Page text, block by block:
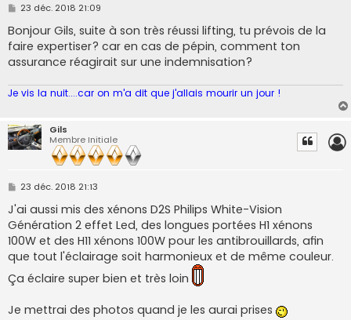
M
s
s
a
g
e
23 déc. 2018 21:09
Bonjour Gils, suite à son très réussi lifting, tu prévois de la
faire expertiser? car en cas de pépin, comment ton
assurance réagirait sur une indemnisation?
Je vis la nuit....car on m'a dit que j'allais mourir un jour !
Gils
Membre Initiale
M
s
s
a
g
e
23 déc. 2018 21:13
J'ai aussi mis des xénons D2S Philips White-Vision
Génération 2 effet Led, des longues portées H1 xénons
100W et des H11 xénons 100W pour les antibrouillards, afin
que tout l'éclairage soit harmonieux et de même couleur.
Ça éclaire super bien et très loin
Je mettrai des photos quand je les aurai prises